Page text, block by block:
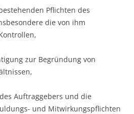
Pflichten des
die von ihm
zur Begründung von
Auftraggebers und die
und Mitwirkungspflichten